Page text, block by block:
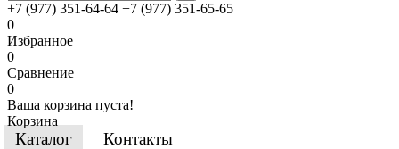
+7 (977) 351-64-64 +7 (977) 351-65-65
0
Избранное
0
Сравнение
0
Ваша корзина пуста!
Корзина
Каталог Контакты